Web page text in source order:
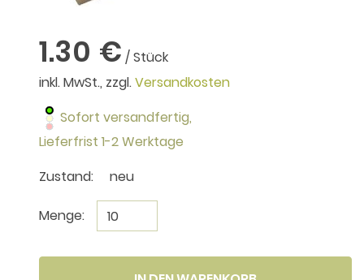
1.30 € / Stück
inkl. MwSt., zzgl.Versandkosten
Sofort versandfertig,
Lieferfrist 1-2 Werktage
Zustand:
neu
Menge: